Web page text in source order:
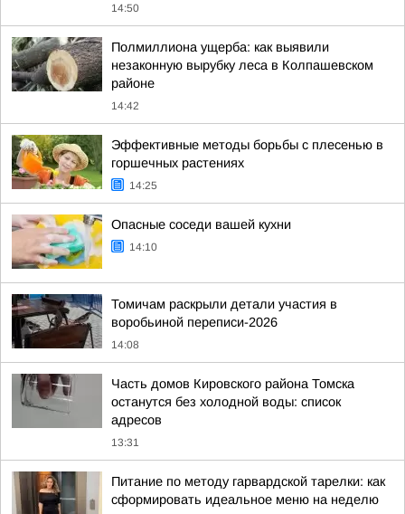
14:50
Полмиллиона ущерба: как выявили
незаконную вырубку леса в Колпашевском
районе
14:42
Эффективные методы борьбы с плесенью в
горшечных растениях
14:25
Опасные соседи вашей кухни
14:10
Томичам раскрыли детали участия в
воробьиной переписи-2026
14:08
Часть домов Кировского района Томска
останутся без холодной воды: список
адресов
13:31
Питание по методу гарвардской тарелки: как
сформировать идеальное меню на неделю